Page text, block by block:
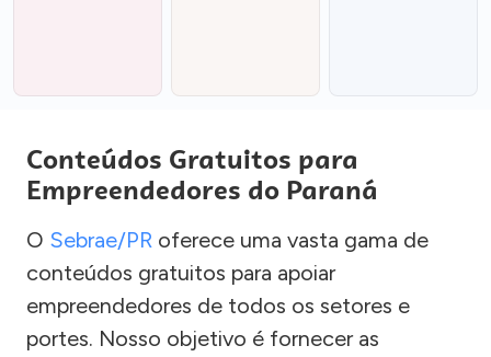
Conteúdos Gratuitos para
Empreendedores do Paraná
O Sebrae/PR oferece uma vasta gama de
conteúdos gratuitos para apoiar
empreendedores de todos os setores e
portes. Nosso objetivo é fornecer as